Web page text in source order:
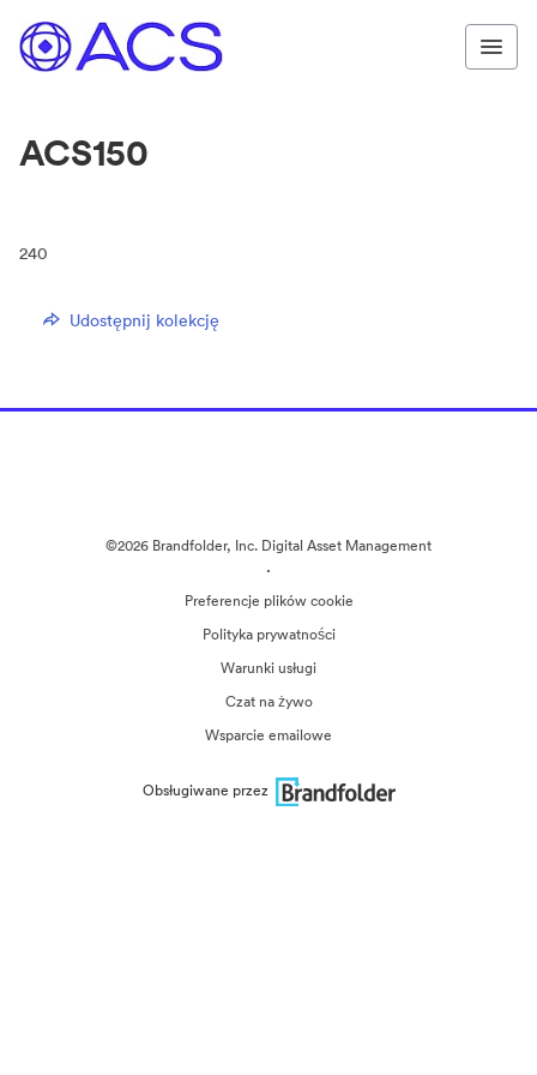
ACS150
240
Udostępnij kolekcję
©2026 Brandfolder, Inc. Digital Asset Management
·
Preferencje plików cookie
Polityka prywatności
Warunki usługi
Czat na żywo
Wsparcie emailowe
Obsługiwane przez